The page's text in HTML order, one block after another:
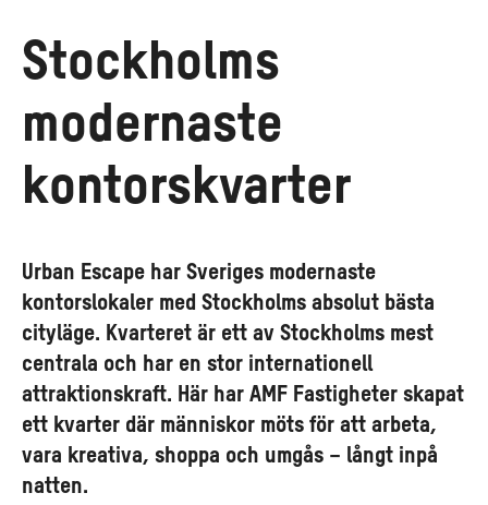
Stockholms
modernaste
kontorskvarter
Urban Escape har Sveriges modernaste
kontorslokaler med Stockholms absolut bästa
cityläge. Kvarteret är ett av Stockholms mest
centrala och har en stor internationell
attraktionskraft. Här har AMF Fastigheter skapat
ett kvarter där människor möts för att arbeta,
vara kreativa, shoppa och umgås – långt inpå
natten.